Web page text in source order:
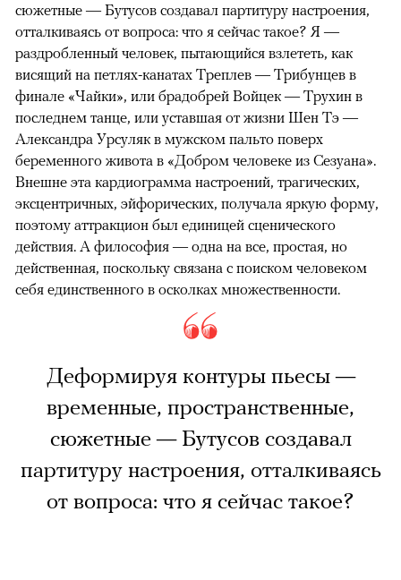
сюжетные — Бутусов создавал партитуру настроения,
отталкиваясь от вопроса: что я сейчас такое? Я —
раздробленный человек, пытающийся взлететь, как
висящий на петлях-канатах Треплев — Трибунцев в
финале «Чайки», или брадобрей Войцек — Трухин в
последнем танце, или уставшая от жизни Шен Тэ —
Александра Урсуляк в мужском пальто поверх
беременного живота в «Добром человеке из Сезуана».
Внешне эта кардиограмма настроений, трагических,
эксцентричных, эйфорических, получала яркую форму,
поэтому аттракцион был единицей сценического
действия. А философия — одна на все, простая, но
действенная, поскольку связана с поиском человеком
себя единственного в осколках множественности.
Деформируя контуры пьесы —
временные, пространственные,
сюжетные — Бутусов создавал
партитуру настроения, отталкиваясь
от вопроса: что я сейчас такое?